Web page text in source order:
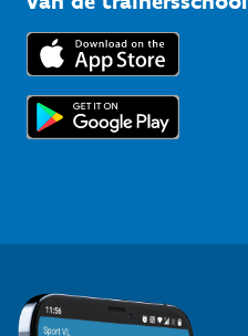
Trainers en begeleiders
Topsporters
Downloads
Voor de pers